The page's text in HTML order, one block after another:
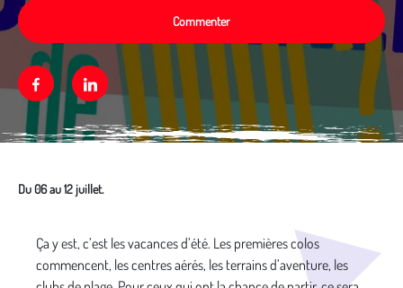
Commenter
FacebookLinkedin
Du 06 au 12 juillet.
Ça y est, c’est les vacances d’été. Les premières colos
commencent, les centres aérés, les terrains d’aventure, les